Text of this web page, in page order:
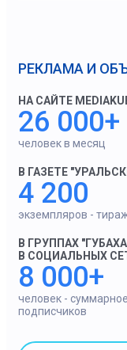
РЕКЛАМА И
НА САЙТЕ
26 000+
человек в месяц
В ГАЗЕТЕ
4 200
экземпляров -
В ГРУППАХ
В СОЦИАЛЬНЫХ
8 000+
человек -
подписчиков